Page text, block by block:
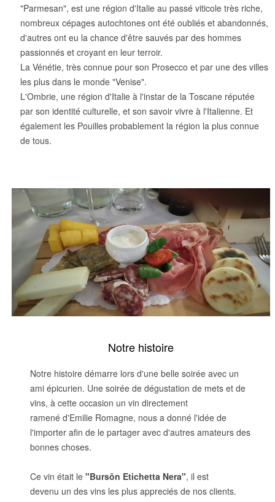
"Parmesan", est une région d'Italie au passé viticole très riche,
nombreux cépages autochtones ont été oubliés et abandonnés,
d'autres ont eu la chance d'être sauvés par des hommes
passionnés et croyant en leur terroir.
La Vénétie, très connue pour son Prosecco et par une des villes
les plus dans le monde "Venise".
L'Ombrie, une région d'Italie à l'instar de la Toscane réputée
par son identité culturelle, et son savoir vivre à l'Italienne. Et
également les Pouilles probablement la région la plus connue
de tous.
Notre histoire
Notre histoire démarre lors d'une belle soirée avec un
ami épicurien. Une soirée de dégustation de mets et de
vins, à cette occasion un vin directement
ramené d'Emilie Romagne, nous a donné l'idée de
l'importer afin de le partager avec d'autres amateurs des
bonnes choses.
Ce vin était le "Bursôn Etichetta Nera", il est
devenu un des vins les plus appreciés de nos clients.